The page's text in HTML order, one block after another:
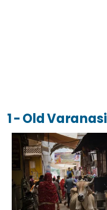
1 - Old Varanasi